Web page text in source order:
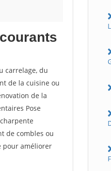
carrelage, du
de la cuisine ou
de la
Pose
de combles ou
pour améliorer